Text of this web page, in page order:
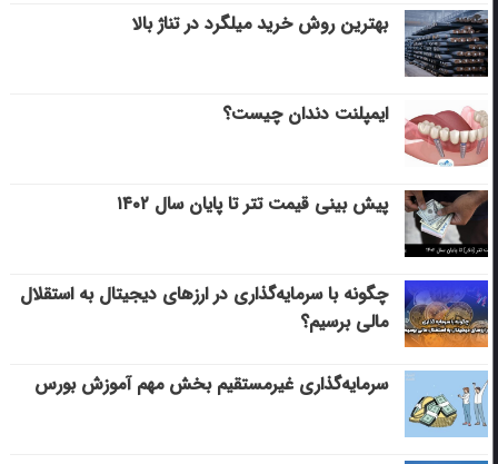
بهترین روش خرید میلگرد در تناژ بالا
ایمپلنت دندان چیست؟
پیش بینی قیمت تتر تا پایان سال ۱۴۰۲
چگونه با سرمایه‌گذاری در ارزهای دیجیتال به استقلال
مالی برسیم؟
سرمایه‌گذاری غیرمستقیم بخش مهم آموزش بورس